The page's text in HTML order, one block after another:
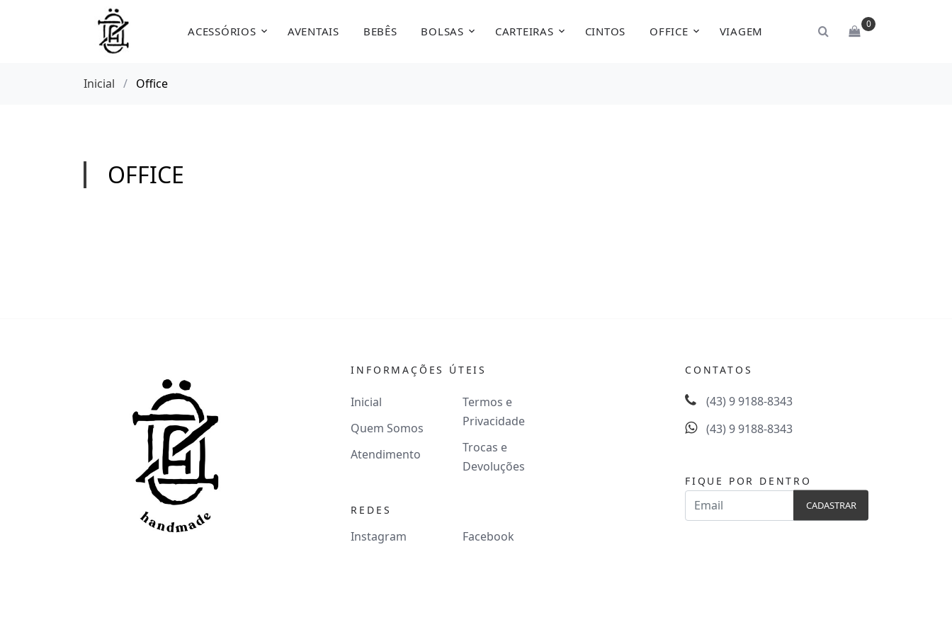
ACESSÓRIOS AVENTAIS BEBÊS BOLSAS CARTEIRAS CINTOS OFFICE VIAGEM 0
Inicial / Office
OFFICE
INFORMAÇÕES ÚTEIS
Inicial
Quem Somos
Atendimento
Termos e
Privacidade
Trocas e
Devoluções
REDES
Instagram Facebook
CONTATOS
(43) 9 9188-8343
(43) 9 9188-8343
FIQUE POR DENTRO